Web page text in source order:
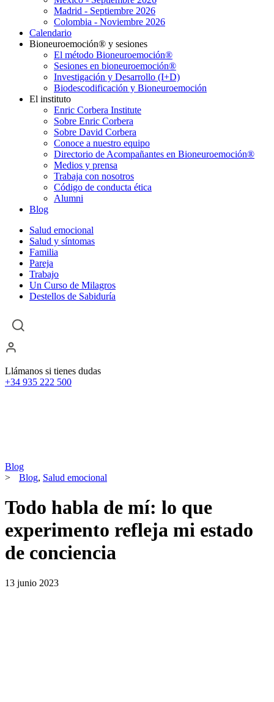
Madrid - Septiembre 2026
Colombia - Noviembre 2026
Calendario
Bioneuroemoción® y sesiones
El método Bioneuroemoción®
Sesiones en bioneuroemoción®
Investigación y Desarrollo (I+D)
Biodescodificación y Bioneuroemoción
El instituto
Enric Corbera Institute
Sobre Enric Corbera
Sobre David Corbera
Conoce a nuestro equipo
Directorio de Acompañantes en Bioneuroemoción®
Medios y prensa
Trabaja con nosotros
Código de conducta ética
Alumni
Blog
Salud emocional
Salud y síntomas
Familia
Pareja
Trabajo
Un Curso de Milagros
Destellos de Sabiduría
Llámanos si tienes dudas
+34 935 222 500
Blog
>
Blog, Salud emocional
Todo habla de mí: lo que
experimento refleja mi estado
de conciencia
13 junio 2023